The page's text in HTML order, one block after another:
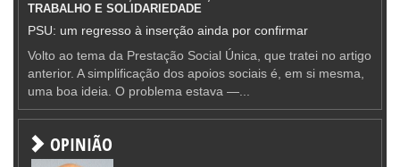
TRABALHO E SOLIDARIEDADE
PSU: um regresso à inserção ainda por confirmar
Volto ao tema da Prestação Social Única, que tratei no artigo
anterior. A simplificação dos apoios sociais é, em si mesma,
uma boa ideia. O problema estava —...
OPINIÃO